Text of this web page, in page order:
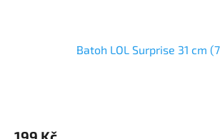
Batoh LOL Surprise 31 cm